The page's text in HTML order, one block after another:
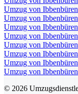
Umzug von
Umzug von
Umzug von
Umzug von
Umzug von
Umzug von
Umzug von
Umzug von
© 2026